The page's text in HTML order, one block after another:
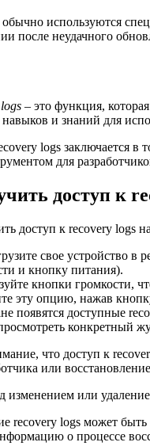
используются
после неудачного
– это функция,
и знаний для
logs заключается
для
доступ к
доступ к recovery logs
свое устройство
и кнопку питания).
кнопки громкости,
эту опцию, нажав
появятся доступные
конкретный
что доступ к
или
изменением или
recovery logs может
о процессе